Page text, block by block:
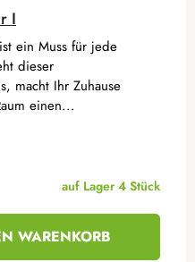
I
auf Lager 4 Stück
WARENKORB
ein Muss für jede
dieser
macht Ihr Zuhause
einen...